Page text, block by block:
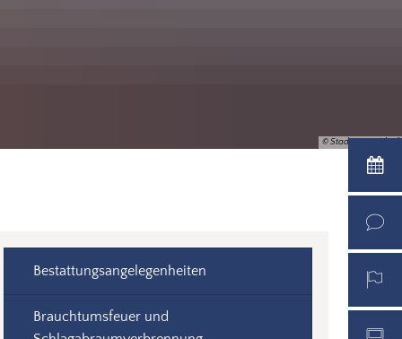
© Stadt Warendorf
Bestattungsangelegenheiten
Brauchtumsfeuer und